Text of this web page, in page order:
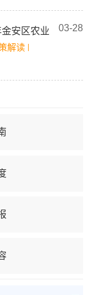
03-28
安区农业
解读 |